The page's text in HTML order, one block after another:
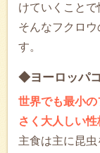
けていくことで
そんなフクロ
す。
◆ヨーロッパ
世界でも最小
さく大人しい性
主食は主に昆